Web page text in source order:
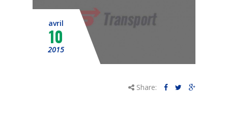
Nous contacter
avril
10
2015
Share: